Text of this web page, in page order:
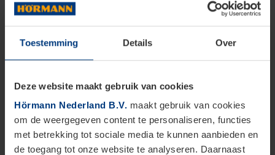
Toestemming Details Over
Deze website maakt gebruik van cookies
Hörmann Nederland B.V. maakt gebruik van cookies
om de weergegeven content te personaliseren, functies
met betrekking tot sociale media te kunnen aanbieden en
de toegang tot onze website te analyseren. Daarnaast